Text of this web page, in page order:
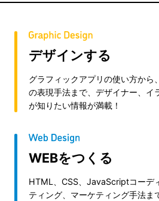
デザインする
グラフィックアプリの使い方から
の表現手法まで、デザイナー、イ
が知りたい情報が満載！
WEBをつくる
HTML、CSS、JavaScriptコーデ
ティング、マーケティング手法ま